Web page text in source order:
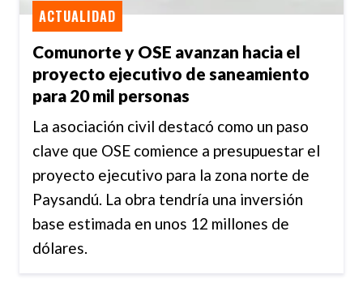
Comunorte y OSE avanzan hacia el
proyecto ejecutivo de saneamiento
para 20 mil personas
ACTUALIDAD
La asociación civil destacó como un paso
clave que OSE comience a presupuestar el
proyecto ejecutivo para la zona norte de
Paysandú. La obra tendría una inversión
base estimada en unos 12 millones de
dólares.